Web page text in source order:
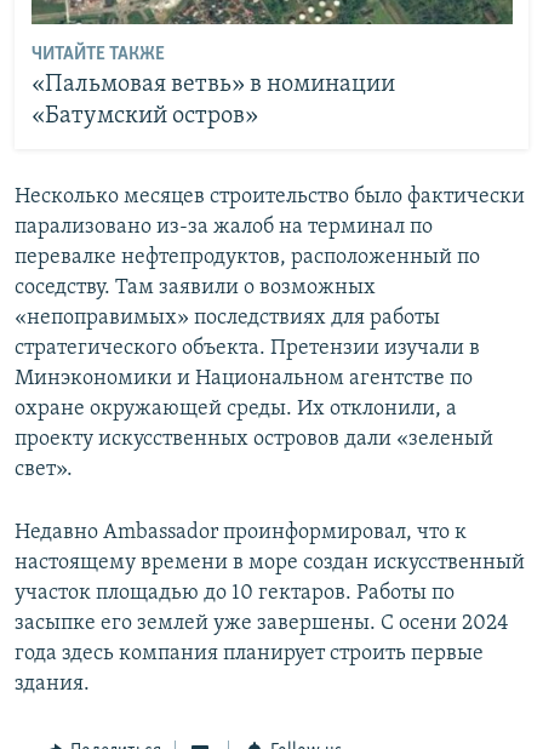
ЧИТАЙТЕ ТАКЖЕ
«Пальмовая ветвь» в номинации
«Батумский остров»
Несколько месяцев строительство было фактически
парализовано из-за жалоб на терминал по
перевалке нефтепродуктов, расположенный по
соседству. Там заявили о возможных
«непоправимых» последствиях для работы
стратегического объекта. Претензии изучали в
Минэкономики и Национальном агентстве по
охране окружающей среды. Их отклонили, а
проекту искусственных островов дали «зеленый
свет».
Недавно Ambassador проинформировал, что к
настоящему времени в море создан искусственный
участок площадью до 10 гектаров. Работы по
засыпке его землей уже завершены. С осени 2024
года здесь компания планирует строить первые
здания.